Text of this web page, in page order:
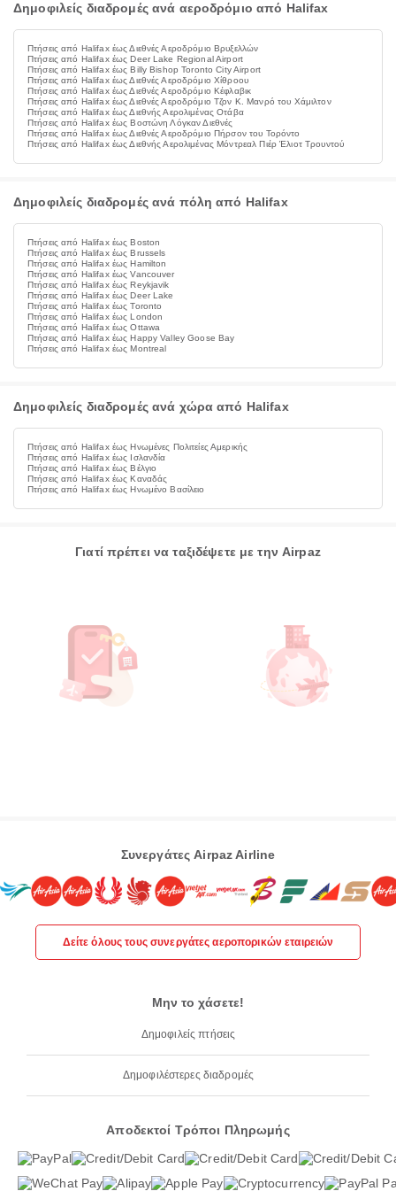
Δημοφιλείς διαδρομές ανά αεροδρόμιο από Halifax
Πτήσεις από Halifax έως Διεθνές Αεροδρόμιο Βρυξελλών
Πτήσεις από Halifax έως Deer Lake Regional Airport
Πτήσεις από Halifax έως Billy Bishop Toronto City Airport
Πτήσεις από Halifax έως Διεθνές Αεροδρόμιο Χίθροου
Πτήσεις από Halifax έως Διεθνές Αεροδρόμιο Κέφλαβικ
Πτήσεις από Halifax έως Διεθνές Αεροδρόμιο Τζον Κ. Μανρό του Χάμιλτον
Πτήσεις από Halifax έως Διεθνής Αερολιμένας Οτάβα
Πτήσεις από Halifax έως Βοστώνη Λόγκαν Διεθνές
Πτήσεις από Halifax έως Διεθνές Αεροδρόμιο Πήρσον του Τορόντο
Πτήσεις από Halifax έως Διεθνής Αερολιμένας Μόντρεαλ Πιέρ Έλιοτ Τρουντού
Δημοφιλείς διαδρομές ανά πόλη από Halifax
Πτήσεις από Halifax έως Boston
Πτήσεις από Halifax έως Brussels
Πτήσεις από Halifax έως Hamilton
Πτήσεις από Halifax έως Vancouver
Πτήσεις από Halifax έως Reykjavik
Πτήσεις από Halifax έως Deer Lake
Πτήσεις από Halifax έως Toronto
Πτήσεις από Halifax έως London
Πτήσεις από Halifax έως Ottawa
Πτήσεις από Halifax έως Happy Valley Goose Bay
Πτήσεις από Halifax έως Montreal
Δημοφιλείς διαδρομές ανά χώρα από Halifax
Πτήσεις από Halifax έως Ηνωμένες Πολιτείες Αμερικής
Πτήσεις από Halifax έως Ισλανδία
Πτήσεις από Halifax έως Βέλγιο
Πτήσεις από Halifax έως Καναδάς
Πτήσεις από Halifax έως Ηνωμένο Βασίλειο
Γιατί πρέπει να ταξιδέψετε με την Airpaz
Συνεργάτες Airpaz Airline
Δείτε όλους τους συνεργάτες αεροπορικών εταιρειών
Μην το χάσετε!
Δημοφιλείς πτήσεις
Δημοφιλέστερες διαδρομές
Αποδεκτοί Τρόποι Πληρωμής